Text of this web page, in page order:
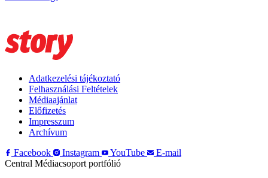
Adatkezelési tájékoztató
Felhasználási Feltételek
Médiaajánlat
Előfizetés
Impresszum
Archívum
Facebook
Instagram YouTube
E-mail
Central Médiacsoport portfólió